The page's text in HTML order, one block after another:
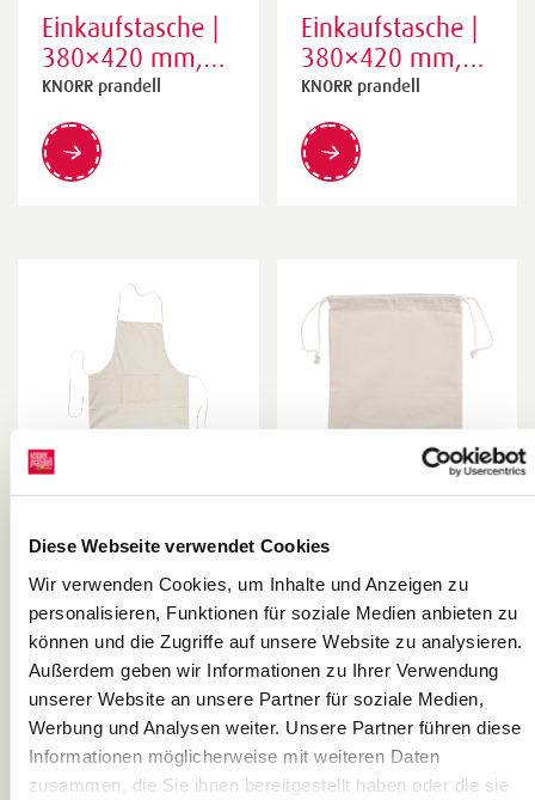
Diese Webseite verwendet Cookies
Wir verwenden Cookies, um Inhalte und Anzeigen zu
personalisieren, Funktionen für soziale Medien anbieten zu
können und die Zugriffe auf unsere Website zu analysieren.
Außerdem geben wir Informationen zu Ihrer Verwendung
unserer Website an unsere Partner für soziale Medien,
Werbung und Analysen weiter. Unsere Partner führen diese
Informationen möglicherweise mit weiteren Daten
zusammen, die Sie ihnen bereitgestellt haben oder die sie
Einkaufstasche |
380×420 mm,
natur
KNORR prandell
Einkaufstasche |
380×420 mm,
natur
KNORR prandell
Schürze |
600×900 mm,
natur
Schuhbeutel |
270×350 mm,
natur
KNORR prandell